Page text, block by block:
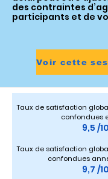
des contraintes
participants et de
Voir cette
Taux de satisfaction
confondues
9,5 /10
Taux de satisfaction
confondues
9,7 /10